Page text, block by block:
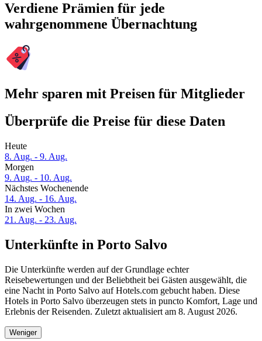
Verdiene Prämien für jede
wahrgenommene Übernachtung
Mehr sparen mit Preisen für Mitglieder
Überprüfe die Preise für diese Daten
Heute
8. Aug. - 9. Aug.
Morgen
9. Aug. - 10. Aug.
Nächstes Wochenende
14. Aug. - 16. Aug.
In zwei Wochen
21. Aug. - 23. Aug.
Unterkünfte in Porto Salvo
Die Unterkünfte werden auf der Grundlage echter
Reisebewertungen und der Beliebtheit bei Gästen ausgewählt, die
eine Nacht in Porto Salvo auf Hotels.com gebucht haben. Diese
Hotels in Porto Salvo überzeugen stets in puncto Komfort, Lage und
Erlebnis der Reisenden. Zuletzt aktualisiert am 8. August 2026.
Weniger